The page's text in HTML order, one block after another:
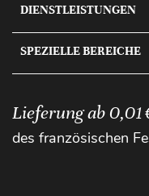
DIENSTLEISTUNGEN
SPEZIELLE BEREICHE
Lieferung ab 0,01
des französischen